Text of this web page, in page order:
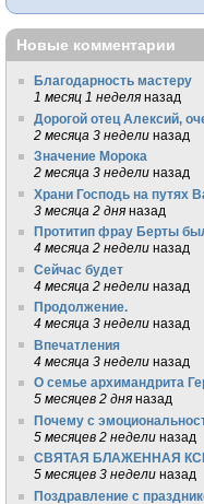
Новые комментарии
Благодарность мастеру
1 месяц 1 неделя назад
Дорогой отец Алексий,
2 месяца 3 недели назад
Значение Морока
2 месяца 3 недели назад
Храни Господь на путях
3 месяца 2 дня назад
Протитип фрау Берты
4 месяца 2 недели назад
Сейчас будет
4 месяца 2 недели назад
Продолжение.
4 месяца 3 недели назад
Впечатления
4 месяца 3 недели назад
О семье архимандрита
5 месяцев 2 дня назад
Почему с
5 месяцев 2 недели назад
СВЯТАЯ БЛАЖЕННАЯ
5 месяцев 3 недели назад
Поздравление с